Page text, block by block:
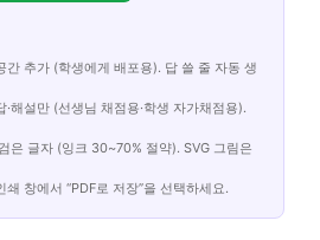
간 추가 (학생에게 배포용). 답 쓸 줄 자동 생
·해설만 (선생님 채점용·학생 자가채점용).
은 글자 (잉크 30~70% 절약). SVG 그림은
쇄 창에서 “PDF로 저장”을 선택하세요.